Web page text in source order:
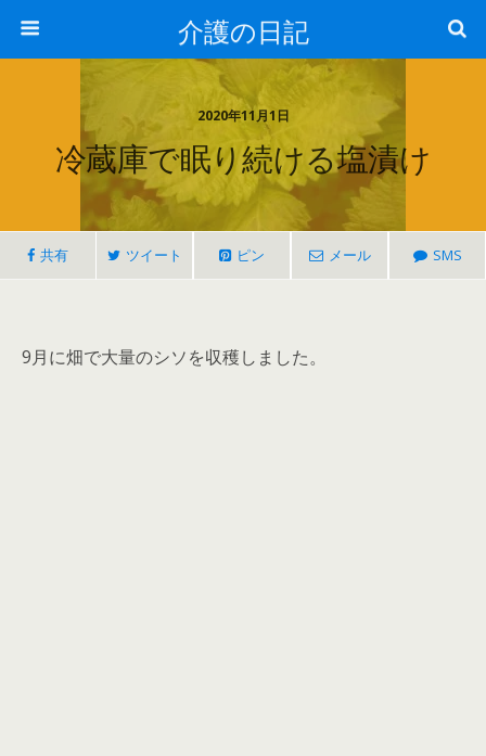
介護の日記
2020年11月1日
冷蔵庫で眠り続ける塩漬け
共有 ツイート ピン メール SMS
9月に畑で大量のシソを収穫しました。